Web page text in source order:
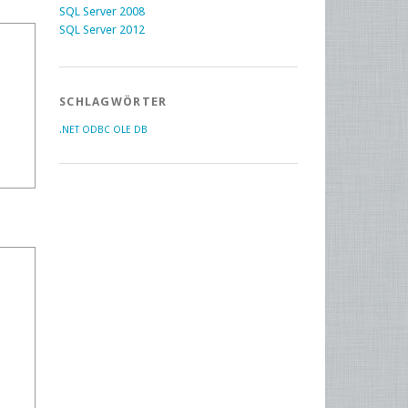
SQL Server 2008
SQL Server 2012
SCHLAGWÖRTER
.NET ODBC OLE DB